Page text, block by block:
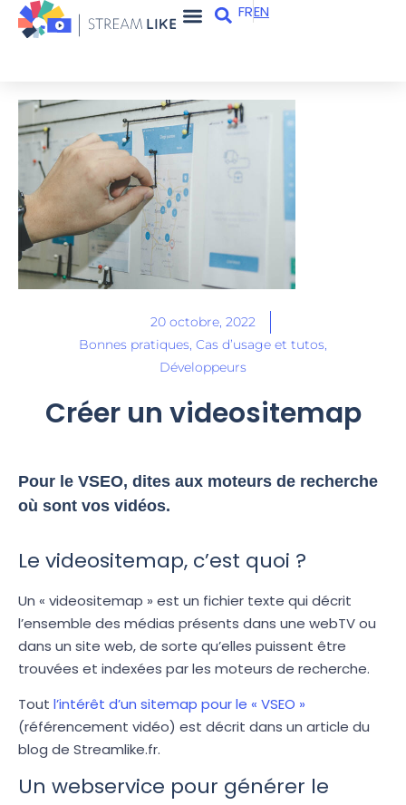
FREN
20 octobre, 2022
Bonnes pratiques Cas d’usage et tutos
Développeurs
Créer un videositemap
Pour le VSEO, dites aux moteurs de recherche
où sont vos vidéos.
Le videositemap, c’est quoi ?
Un « videositemap » est un fichier texte qui décrit
l’ensemble des médias présents dans une webTV ou
dans un site web, de sorte qu’elles puissent être
trouvées et indexées par les moteurs de recherche.
Tout l’intérêt d’un sitemap pour le « VSEO »
(référencement vidéo) est décrit dans un article du
blog de Streamlike.fr.
Un webservice pour générer le